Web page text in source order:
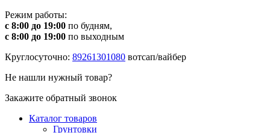
Режим работы:
с 8:00 до 19:00 по будням,
с 8:00 до 19:00 по выходным
Круглосуточно: 89261301080 вотсап/вайбер
Не нашли нужный товар?
Закажите обратный звонок
Каталог товаров
Грунтовки